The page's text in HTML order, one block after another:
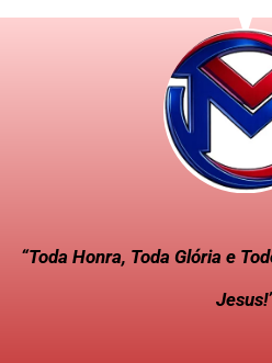
“Toda Honra, Toda Glória e